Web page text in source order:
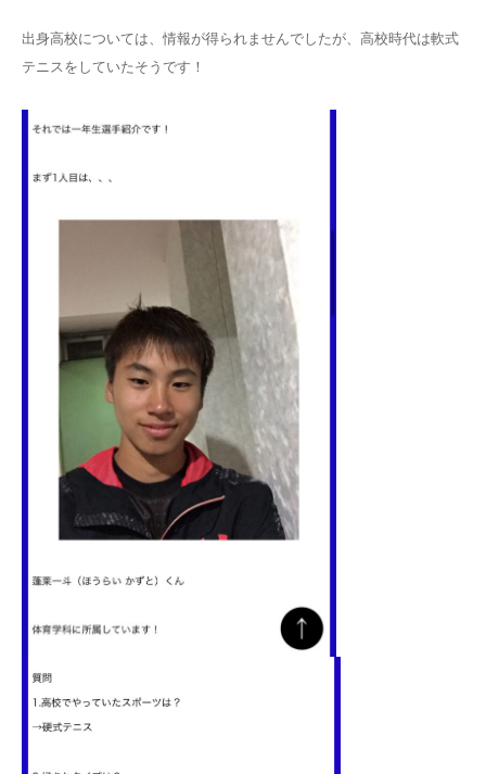
出身高校については、情報が得られませんでしたが、 高校時代は軟式
テニス をしていたそうです！